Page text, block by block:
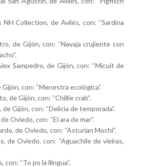
NH Collection, de Avilés, con: “Sardina
de Gijón, con: “Navaja crujiente con
Sampedro, de Gijón, con: “Micuit de
con: “Menestra ecológica”.
de Gijón, con: “Chillie crab”.
de Gijón, con: “Delicia de temporada”.
Oviedo, con: “El ara de mar”.
de Oviedo, con: “Asturian Mochi”.
de Oviedo, con: “Aguachile de vieiras,
con: “To po la llingua”.